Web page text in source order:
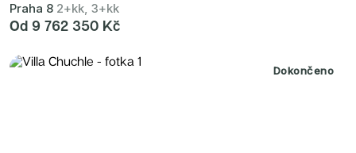
Praha 8 2+kk, 3+kk
Od 9 762 350 Kč
Dokončeno